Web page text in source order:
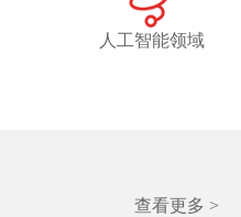
人工智能领域
查看更多 >